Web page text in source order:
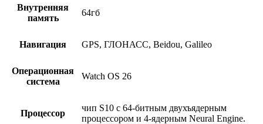
Внутренняя
память
64гб
Навигация GPS, ГЛОНАСС, Beidou, Galileo
Операционная
система
Watch OS 26
Процессор
чип S10 с 64‑битным двухъядерным
процессором и 4‑ядерным Neural Engine.